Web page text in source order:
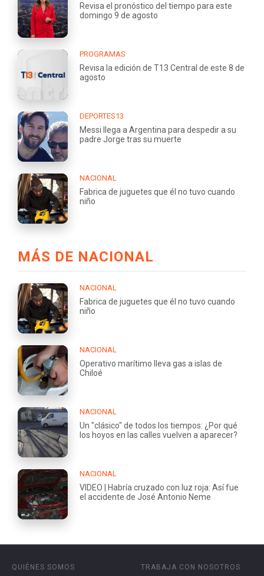
Revisa el pronóstico del tiempo para este
domingo 9 de agosto
PROGRAMAS
Revisa la edición de T13 Central de este 8 de
agosto
DEPORTES13
Messi llega a Argentina para despedir a su
padre Jorge tras su muerte
NACIONAL
Fabrica de juguetes que él no tuvo cuando
niño
MÁS DE NACIONAL
NACIONAL
Fabrica de juguetes que él no tuvo cuando
niño
NACIONAL
Operativo marítimo lleva gas a islas de
Chiloé
NACIONAL
Un "clásico" de todos los tiempos: ¿Por qué
los hoyos en las calles vuelven a aparecer?
NACIONAL
VIDEO | Habría cruzado con luz roja: Así fue
el accidente de José Antonio Neme
QUIÉNES SOMOS
TRABAJA CON NOSOTROS